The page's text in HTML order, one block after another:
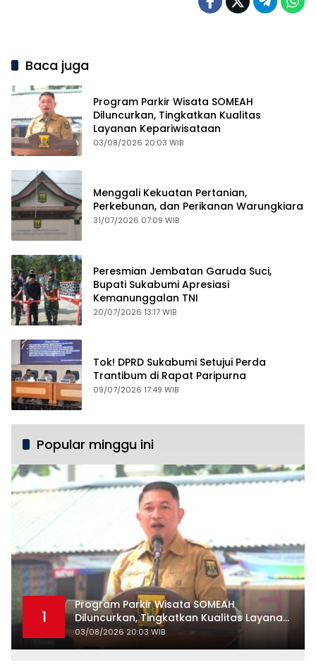
Baca juga
Program Parkir Wisata SOMEAH
Diluncurkan, Tingkatkan Kualitas
Layanan Kepariwisataan
03/08/2026 20:03 WIB
Menggali Kekuatan Pertanian,
Perkebunan, dan Perikanan Warungkiara
31/07/2026 07:09 WIB
Peresmian Jembatan Garuda Suci,
Bupati Sukabumi Apresiasi
Kemanunggalan TNI
20/07/2026 13:17 WIB
Tok! DPRD Sukabumi Setujui Perda
Trantibum di Rapat Paripurna
09/07/2026 17:49 WIB
Popular minggu ini
1
Program Parkir Wisata SOMEAH
Diluncurkan, Tingkatkan Kualitas Layanan
Kepariwisataan
03/08/2026 20:03 WIB